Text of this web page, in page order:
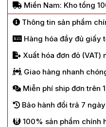
Miền Nam: Kho tổng
Thông tin sản phẩm
Hàng hóa đầy đủ giấy
Xuất hóa đơn đỏ (VAT)
Giao hàng nhanh
Miễn phí ship đơn trên
Bảo hành đổi trả 7
100% sản phẩm chính